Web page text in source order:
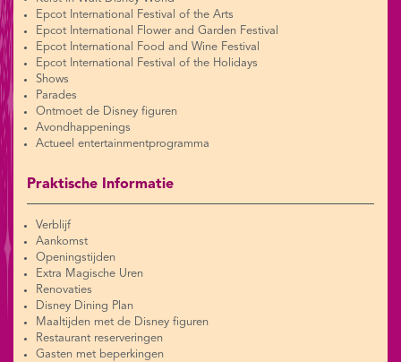
Epcot International Festival of the Arts
Epcot International Flower and Garden Festival
Epcot International Food and Wine Festival
Epcot International Festival of the Holidays
Shows
Parades
Ontmoet de Disney figuren
Avondhappenings
Actueel entertainmentprogramma
Praktische Informatie
Verblijf
Aankomst
Openingstijden
Extra Magische Uren
Renovaties
Disney Dining Plan
Maaltijden met de Disney figuren
Restaurant reserveringen
Gasten met beperkingen